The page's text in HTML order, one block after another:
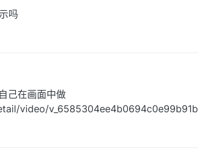
吗
己在画面中做
video/v_6585304ee4b0694c0e99b91b